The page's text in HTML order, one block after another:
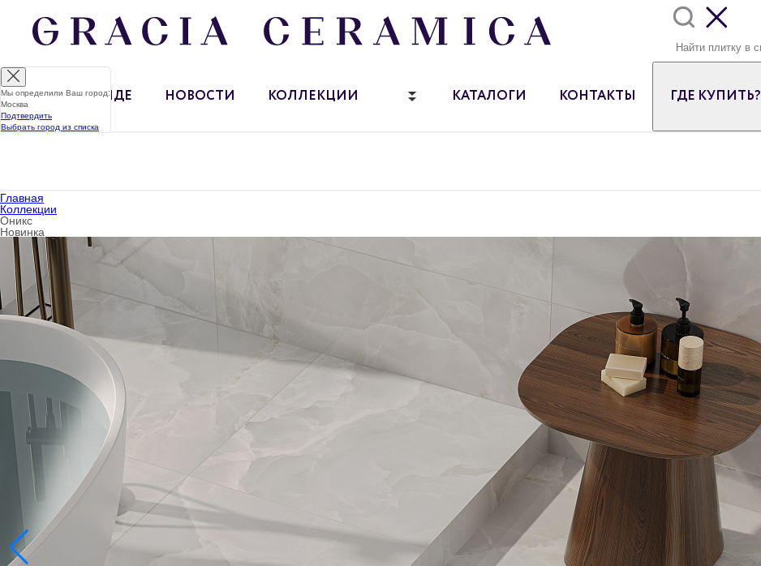
О БРЕНДЕ НОВОСТИ КОЛЛЕКЦИИ КАТАЛОГИ КОНТАКТЫ ГДЕ КУПИТЬ?
Главная
Коллекции
Оникс
Новинка
Мы определили Ваш город:
Москва
Подтвердить
Выбрать город из списка